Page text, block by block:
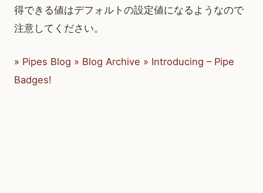
得できる値はデフォルトの設定値になるようなので
注意してください。
» Pipes Blog » Blog Archive » Introducing – Pipe
Badges!